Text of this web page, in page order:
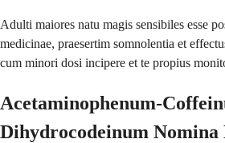
Adulti maiores natu magis sensibiles esse
medicinae, praesertim somnolentia et
cum minori dosi incipere et te propius
Acetaminophenum-
Dihydrocodeinum Nomina